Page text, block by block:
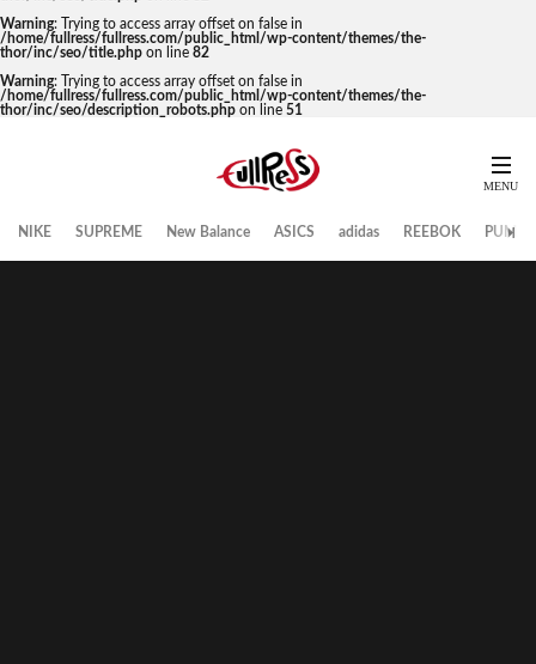
Warning: Trying to access array offset on false in
/home/fullress/fullress.com/public_html/wp-content/themes/the-
thor/inc/seo/title.php on line 82
Warning: Trying to access array offset on false in
/home/fullress/fullress.com/public_html/wp-content/themes/the-
thor/inc/seo/description_robots.php on line 51
NIKE SUPREME New Balance ASICS adidas REEBOK PUMA